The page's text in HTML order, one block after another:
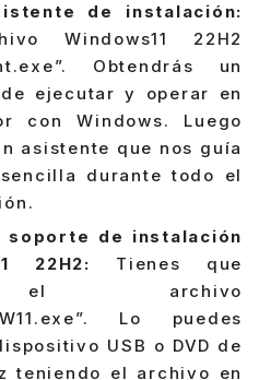
de instalación:
Windows11 22H2
Obtendrás un
ejecutar y operar en
con Windows. Luego
asistente que nos guía
durante todo el
soporte de instalación
22H2: Tienes que
el archivo
Lo puedes
USB o DVD de
teniendo el archivo en